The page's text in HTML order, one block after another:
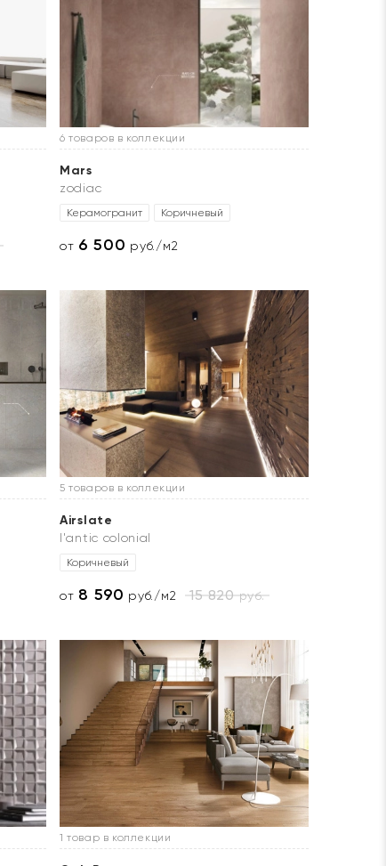
6 товаров в коллекции
Mars
zodiac
Керамогранит Коричневый
от 6 500 руб./м2
5 товаров в коллекции
Airslate
l'antic colonial
Коричневый
от 8 590 руб./м2 15 820руб.
1 товар в коллекции